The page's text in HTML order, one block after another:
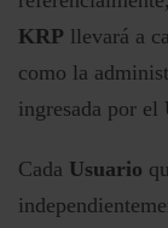
KRP llevará a
como la
ingresada por el
Cada Usuario